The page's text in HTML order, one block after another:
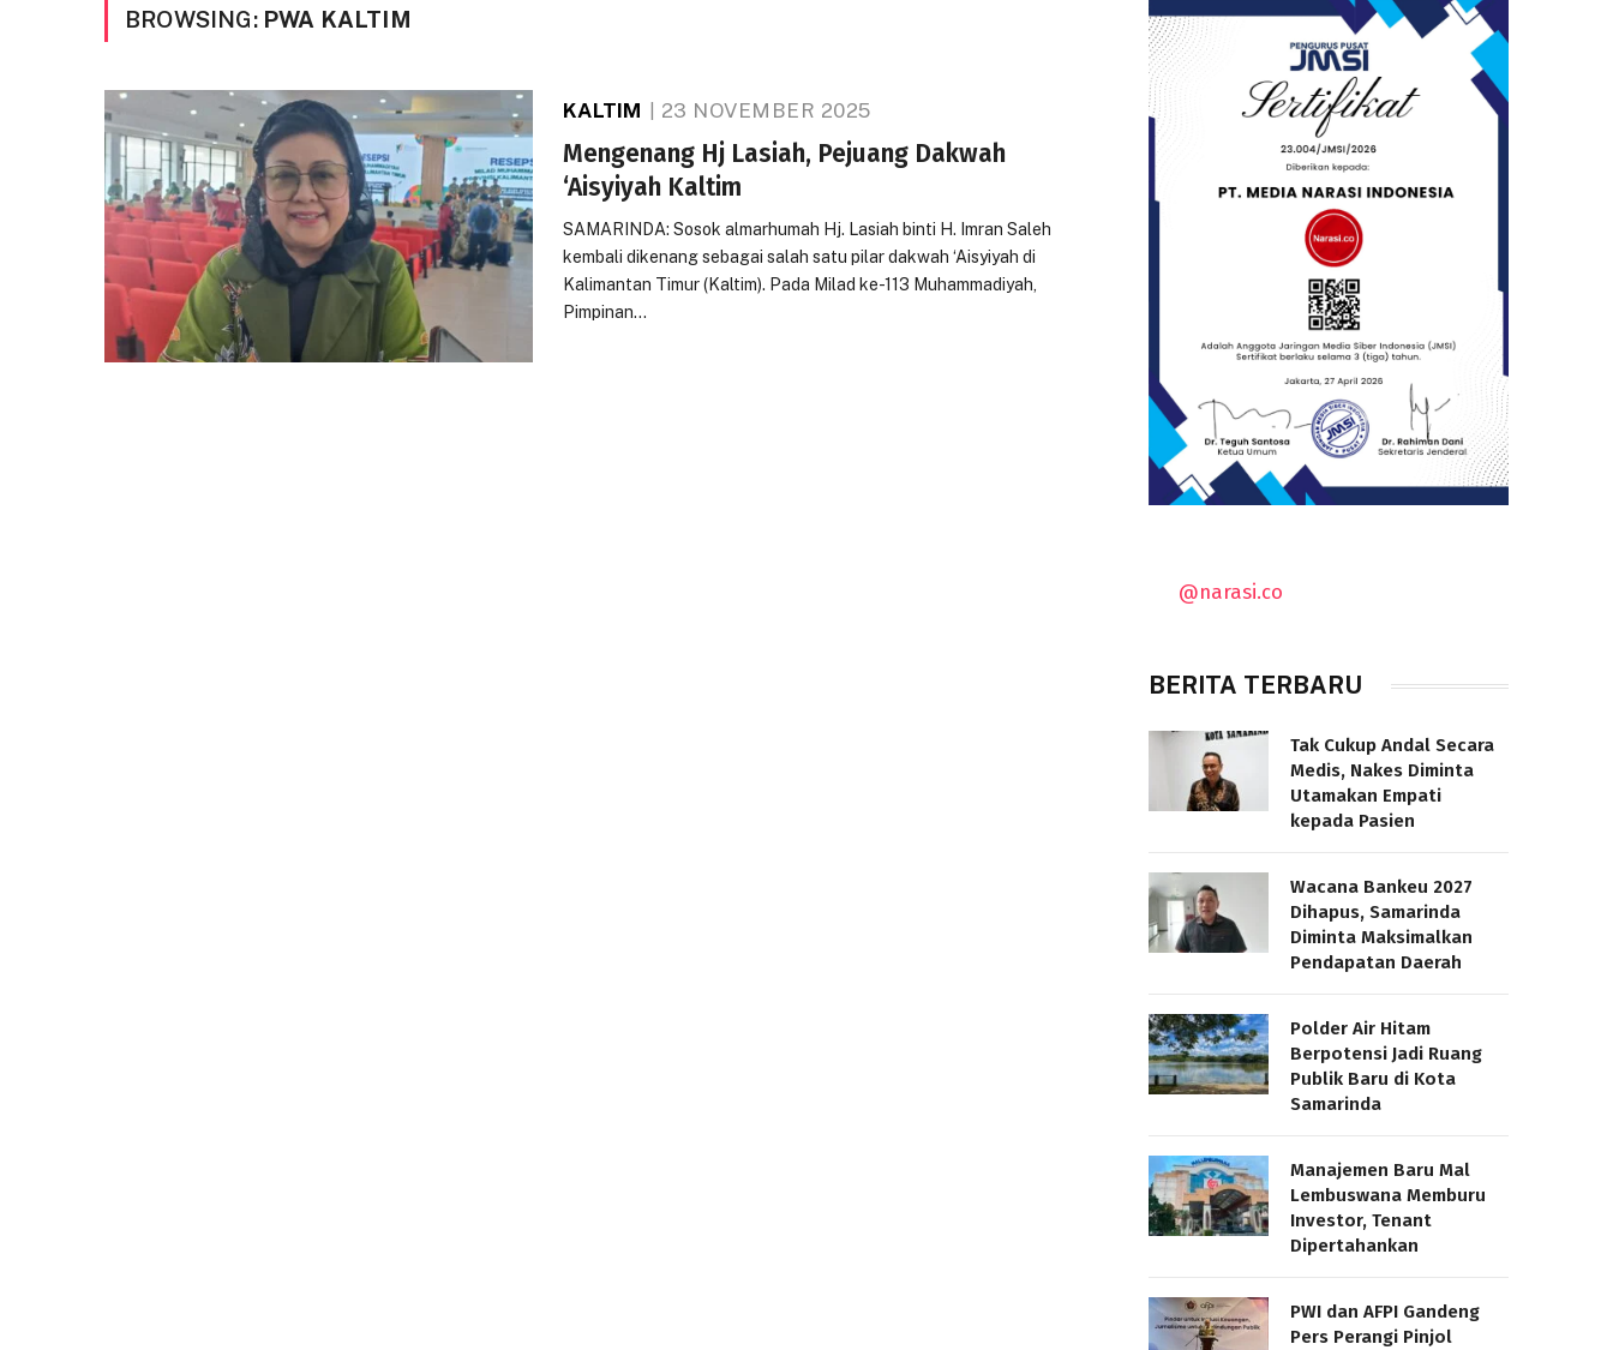
BROWSING: PWA KALTIM
KALTIM 23 NOVEMBER 2025
Mengenang Hj Lasiah, Pejuang Dakwah
‘Aisyiyah Kaltim
SAMARINDA: Sosok almarhumah Hj. Lasiah binti H. Imran Saleh
kembali dikenang sebagai salah satu pilar dakwah ‘Aisyiyah di
Kalimantan Timur (Kaltim). Pada Milad ke-113 Muhammadiyah,
Pimpinan…
@narasi.co
BERITA TERBARU
Tak Cukup Andal Secara
Medis, Nakes Diminta
Utamakan Empati
kepada Pasien
Wacana Bankeu 2027
Dihapus, Samarinda
Diminta Maksimalkan
Pendapatan Daerah
Polder Air Hitam
Berpotensi Jadi Ruang
Publik Baru di Kota
Samarinda
Manajemen Baru Mal
Lembuswana Memburu
Investor, Tenant
Dipertahankan
PWI dan AFPI Gandeng
Pers Perangi Pinjol